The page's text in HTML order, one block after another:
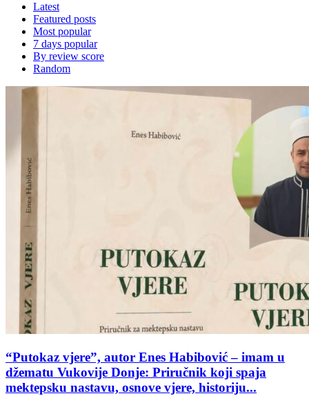
Latest
Featured posts
Most popular
7 days popular
By review score
Random
“Putokaz vjere”, autor Enes Habibović – imam u
džematu Vukovije Donje: Priručnik koji spaja
mektepsku nastavu, osnove vjere, historiju...